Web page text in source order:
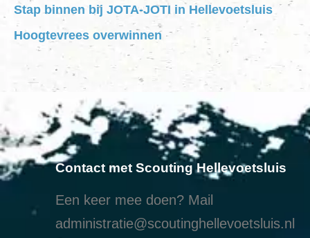
Stap binnen bij JOTA-JOTI in Hellevoetsluis
Hoogtevrees overwinnen
Contact met Scouting Hellevoetsluis
Een keer mee doen? Mail
administratie@scoutinghellevoetsluis.nl